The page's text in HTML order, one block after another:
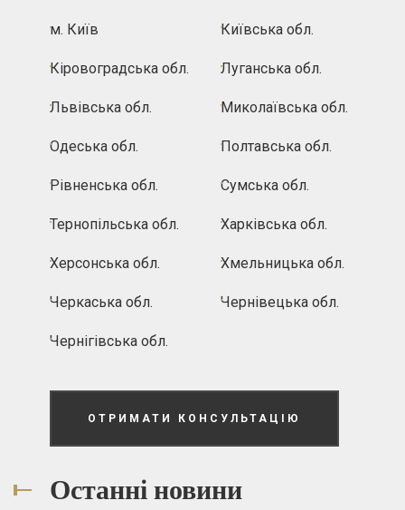
м. Київ Київська обл.
Кіровоградська обл. Луганська обл.
Львівська обл. Миколаївська обл.
Одеська обл. Полтавська обл.
Рівненська обл. Сумська обл.
Тернопільська обл. Харківська обл.
Херсонська обл. Хмельницька обл.
Черкаська обл. Чернівецька обл.
Чернігівська обл.
ОТРИМАТИ КОНСУЛЬТАЦІЮ
Останні новини